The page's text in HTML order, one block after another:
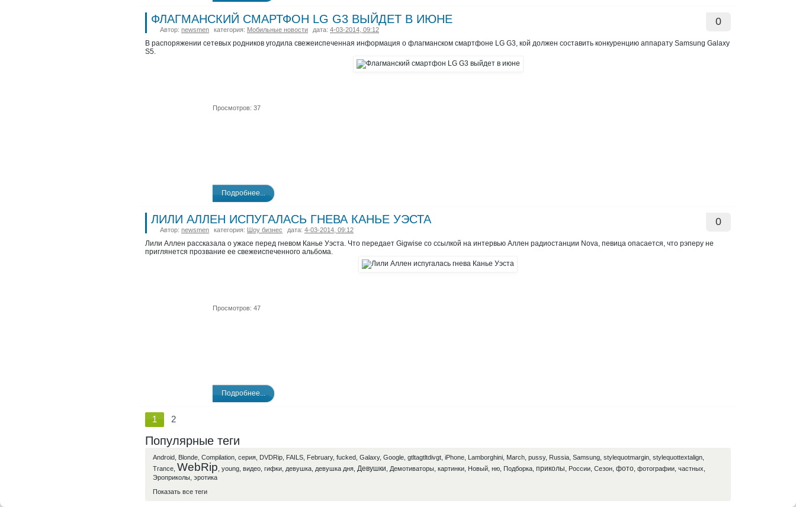
0
ФЛАГМАНСКИЙ СМАРТФОН LG G3 ВЫЙДЕТ В ИЮНЕ
Автор: newsmen категория: Мобильные новости дата: 4-03-2014, 09:12
В распоряжении сетевых родников угодила свежеиспеченная информация о флагманском смартфоне LG G3, кой должен составить конкуренцию аппарату Samsung Galaxy
S5.
Подробнее...
Просмотров: 37
0
ЛИЛИ АЛЛЕН ИСПУГАЛАСЬ ГНЕВА КАНЬЕ УЭСТА
Автор: newsmen категория: Шоу бизнес дата: 4-03-2014, 09:12
Лили Аллен рассказала о ужасе перед гневом Канье Уэста. Что передает Gigwise со ссылкой на интервью Аллен радиостанции Nova, певица опасается, что рэперу не
приглянется прозвание ее свежеиспеченного альбома.
Подробнее...
Просмотров: 47
1 2
Популярные теги
Android Blonde Compilation cерия DVDRip FAILS February, fucked Galaxy, Google gtltagtltdivgt iPhone Lamborghini March pussy, Russia Samsung stylequotmargin stylequottextalign
Trance WebRip young видео гифки девушка девушка дня Девушки Демотиваторы картинки Новый ню Подборка приколы России Сезон фото фотографии частных
Эроприколы эротика
Показать все теги